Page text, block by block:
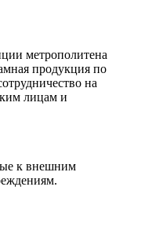
метрополитена
продукция по
на
лицам и
к внешним